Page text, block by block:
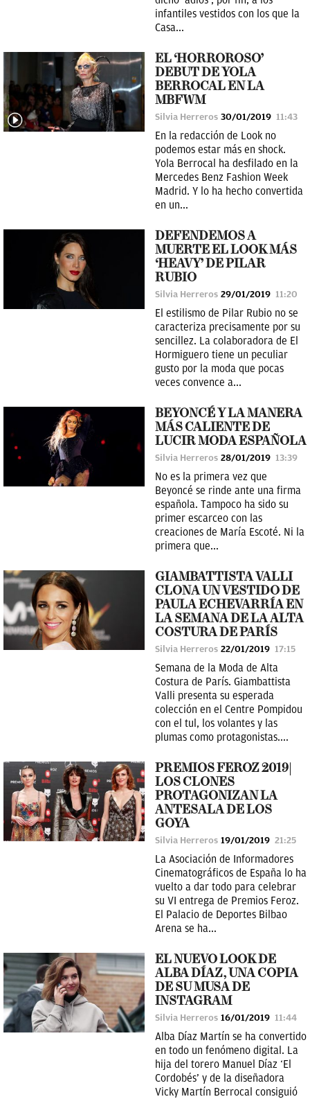
infantiles vestidos con los que la
Casa...
EL ‘HORROROSO’
DEBUT DE YOLA
BERROCAL EN LA
MBFWM
Silvia Herreros 30/01/2019 11:43
En la redacción de Look no
podemos estar más en shock.
Yola Berrocal ha desfilado en la
Mercedes Benz Fashion Week
Madrid. Y lo ha hecho convertida
en un...
DEFENDEMOS A
MUERTE EL LOOK MÁS
‘HEAVY’ DE PILAR
RUBIO
Silvia Herreros 29/01/2019 11:20
El estilismo de Pilar Rubio no se
caracteriza precisamente por su
sencillez. La colaboradora de El
Hormiguero tiene un peculiar
gusto por la moda que pocas
veces convence a...
BEYONCÉ Y LA MANERA
MÁS CALIENTE DE
LUCIR MODA ESPAÑOLA
Silvia Herreros 28/01/2019 13:39
No es la primera vez que
Beyoncé se rinde ante una firma
española. Tampoco ha sido su
primer escarceo con las
creaciones de María Escoté. Ni la
primera que...
GIAMBATTISTA VALLI
CLONA UN VESTIDO DE
PAULA ECHEVARRÍA EN
LA SEMANA DE LA ALTA
COSTURA DE PARÍS
Silvia Herreros 22/01/2019 17:15
Semana de la Moda de Alta
Costura de París. Giambattista
Valli presenta su esperada
colección en el Centre Pompidou
con el tul, los volantes y las
plumas como protagonistas....
PREMIOS FEROZ 2019|
LOS CLONES
PROTAGONIZAN LA
ANTESALA DE LOS
GOYA
Silvia Herreros 19/01/2019 21:25
La Asociación de Informadores
Cinematográficos de España lo ha
vuelto a dar todo para celebrar
su VI entrega de Premios Feroz.
El Palacio de Deportes Bilbao
Arena se ha...
EL NUEVO LOOK DE
ALBA DÍAZ, UNA COPIA
DE SU MUSA DE
INSTAGRAM
Silvia Herreros 16/01/2019 11:44
Alba Díaz Martín se ha convertido
en todo un fenómeno digital. La
hija del torero Manuel Díaz ‘El
Cordobés’ y de la diseñadora
Vicky Martín Berrocal consiguió